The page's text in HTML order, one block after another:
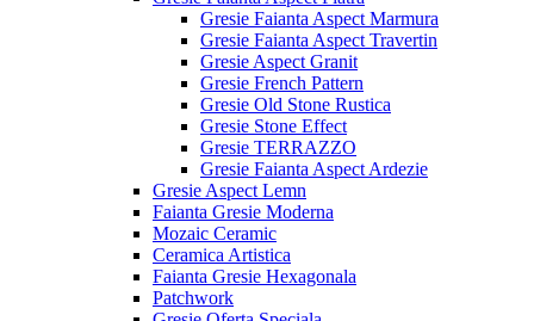
Gresie Faianta Aspect Marmura
Gresie Faianta Aspect Travertin
Gresie Aspect Granit
Gresie French Pattern
Gresie Old Stone Rustica
Gresie Stone Effect
Gresie TERRAZZO
Gresie Faianta Aspect Ardezie
Gresie Aspect Lemn
Faianta Gresie Moderna
Mozaic Ceramic
Ceramica Artistica
Faianta Gresie Hexagonala
Patchwork